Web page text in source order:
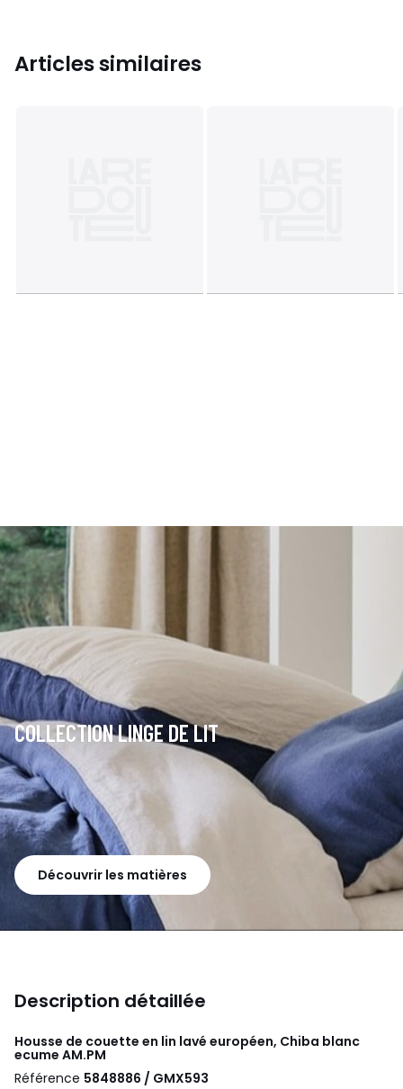
Articles similaires
COLLECTION LINGE DE LIT
Découvrir les matières
Description détaillée
Housse de couette en lin lavé européen, Chiba blanc
ecume AM.PM
Référence 5848886 / GMX593